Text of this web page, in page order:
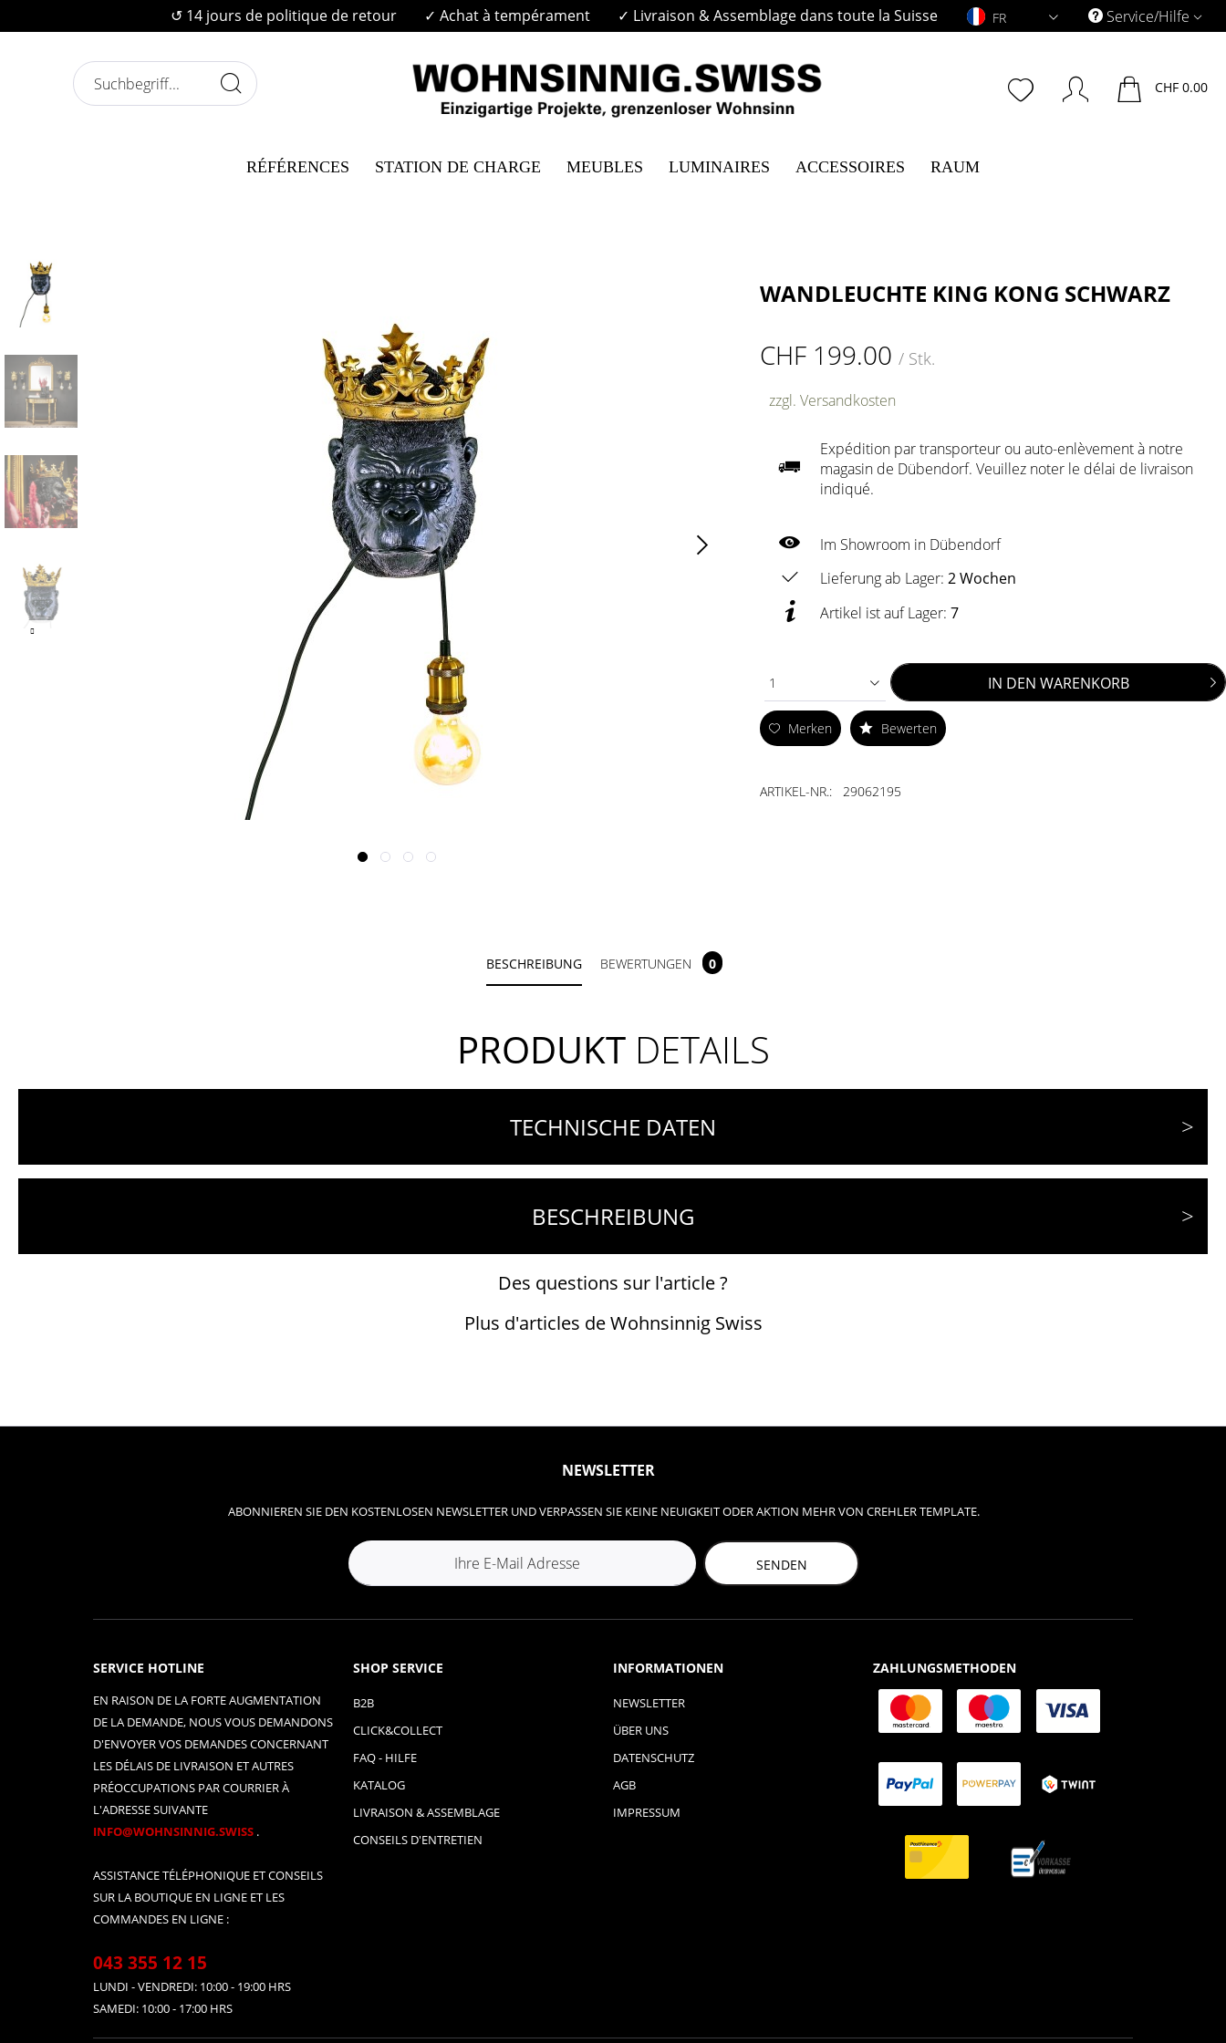
↺ 14 jours de politique de retour ✓ Achat à tempérament ✓ Livraison & Assemblage dans toute la Suisse FR Service/Hilfe
CHF 0.00
RÉFÉRENCES STATION DE CHARGE MEUBLES LUMINAIRES ACCESSOIRES RAUM
WANDLEUCHTE KING KONG SCHWARZ
CHF 199.00/ Stk.
zzgl. Versandkosten
Expédition par transporteur ou auto-enlèvement à notre
magasin de Dübendorf. Veuillez noter le délai de livraison
indiqué.
Im Showroom in Dübendorf
Lieferung ab Lager:2 Wochen
Artikel ist auf Lager:7
1 IN DEN WARENKORB
Merken Bewerten
ARTIKEL-NR.: 29062195
BESCHREIBUNG BEWERTUNGEN 0
PRODUKTDETAILS
TECHNISCHE DATEN
BESCHREIBUNG
Des questions sur l'article ?
Plus d'articles de Wohnsinnig Swiss
NEWSLETTER
ABONNIEREN SIE DEN KOSTENLOSEN NEWSLETTER UND VERPASSEN SIE KEINE NEUIGKEIT ODER AKTION MEHR VON CREHLER TEMPLATE.
SENDEN
SERVICE HOTLINE
EN RAISON DE LA FORTE AUGMENTATION
DE LA DEMANDE, NOUS VOUS DEMANDONS
D'ENVOYER VOS DEMANDES CONCERNANT
LES DÉLAIS DE LIVRAISON ET AUTRES
PRÉOCCUPATIONS PAR COURRIER À
L'ADRESSE SUIVANTE
INFO@WOHNSINNIG.SWISS .
ASSISTANCE TÉLÉPHONIQUE ET CONSEILS
SUR LA BOUTIQUE EN LIGNE ET LES
COMMANDES EN LIGNE :
043 355 12 15
LUNDI - VENDREDI: 10:00 - 19:00 HRS
SAMEDI: 10:00 - 17:00 HRS
SHOP SERVICE
B2B
CLICK&COLLECT
FAQ - HILFE
KATALOG
LIVRAISON & ASSEMBLAGE
CONSEILS D'ENTRETIEN
INFORMATIONEN
NEWSLETTER
ÜBER UNS
DATENSCHUTZ
AGB
IMPRESSUM
ZAHLUNGSMETHODEN